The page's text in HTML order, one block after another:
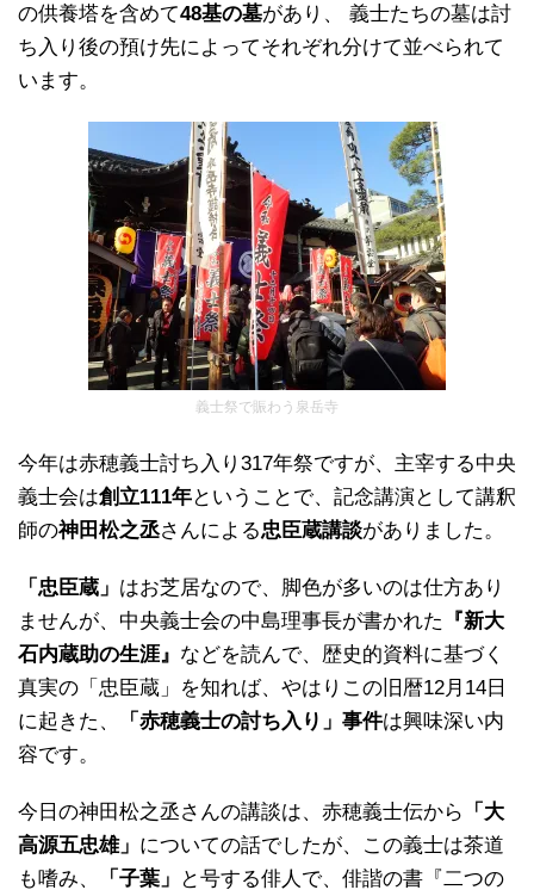
の供養塔を含めて48基の墓があり、 義士たちの墓は討
ち入り後の預け先によってそれぞれ分けて並べられて
います。
義士祭で賑わう泉岳寺
今年は赤穂義士討ち入り317年祭ですが、主宰する中央
義士会は創立111年ということで、記念講演として講釈
師の神田松之丞さんによる忠臣蔵講談がありました。
「忠臣蔵」 はお芝居なので、脚色が多いのは仕方あり
ませんが、中央義士会の中島理事長が書かれた
『新大
石内蔵助の生涯』 などを読んで、歴史的資料に基づく
真実の「忠臣蔵」を知れば、やはりこの旧暦12月14日
に起きた、
「赤穂義士の討ち入り」事件は興味深い内
容です。
今日の神田松之丞さんの講談は、赤穂義士伝から
「大
高源五忠雄」 についての話でしたが、この義士は茶道
も嗜み、
「子葉」
と号する俳人で、俳諧の書『二つの